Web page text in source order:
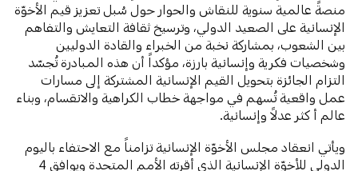
منصةً عالمية سنوية للنقاش والحوار حول سُبل تعزيز قيم الأخوّة
الإنسانية على الصعيد الدولي، وترسيخ ثقافة التعايش والتفاهم
بين الشعوب، بمشاركة نخبة من الخبراء والقادة الدوليين
وشخصيات فكرية وإنسانية بارزة، مؤكداً أن هذه المبادرة تُجسّد
التزام الجائزة بتحويل القيم الإنسانية المشتركة إلى مسارات
عمل واقعية تُسهم في مواجهة خطاب الكراهية والانقسام، وبناء
عالم أ كثر عدلاً وإنسانية.
ويأتي انعقاد مجلس الأخوّة الإنسانية تزامناً مع الاحتفاء باليوم
الدولي للأخوّة الإنسانية الذي أقرته الأمم المتحدة ويوافق 4